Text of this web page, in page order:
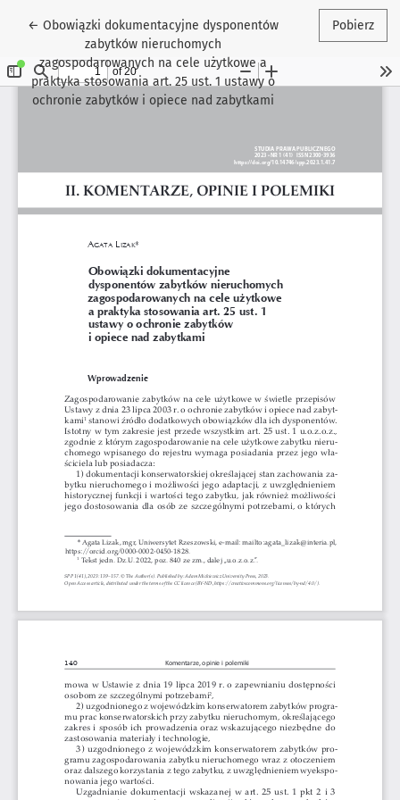
← Wróć do szczegółów artykułu
Obowiązki dokumentacyjne dysponentów
zabytków nieruchomych
zagospodarowanych na cele użytkowe a
praktyka stosowania art. 25 ust. 1 ustawy o
ochronie zabytków i opiece nad zabytkami
Pobierz